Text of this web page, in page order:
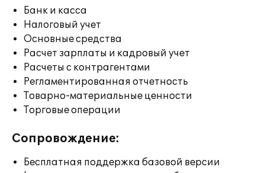
Банк и касса
Налоговый учет
Основные средства
Расчет зарплаты и кадровый учет
Расчеты с контрагентами
Регламентированная отчетность
Товарно-материальные ценности
Торговые операции
Сопровождение:
Бесплатная поддержка базовой версии